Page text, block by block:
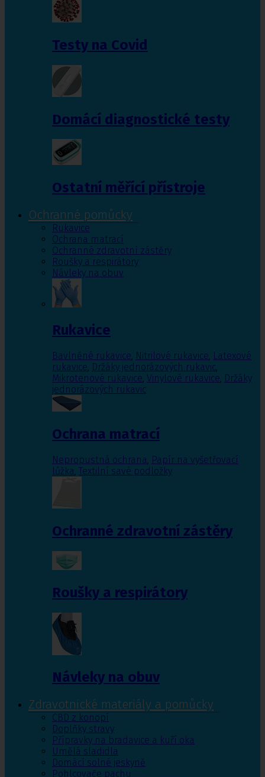
Testy na Covid
Domácí diagnostické testy
Ostatní měřící přístroje
Ochranné pomůcky
Rukavice
Ochrana matrací
Ochranné zdravotní zástěry
Roušky a respirátory
Návleky na obuv
Rukavice
Bavlněné rukavice, Nitrilové rukavice, Latexové
rukavice, Držáky jednorázových rukavic,
Mikrotenové rukavice, Vinylové rukavice, Držáky
jednorázových rukavic
Ochrana matrací
Nepropustná ochrana, Papír na vyšetřovací
lůžka, Textilní savé podložky
Ochranné zdravotní zástěry
Roušky a respirátory
Návleky na obuv
Zdravotnické materiály a pomůcky
CBD z konopí
Doplňky stravy
Přípravky na bradavice a kuří oka
Umělá sladidla
Domácí solné jeskyně
Pohlcovače pachu